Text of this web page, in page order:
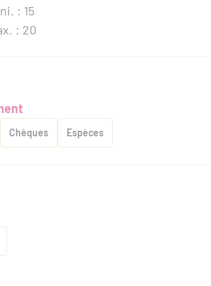
: 15
: 20
Chèques Espèces